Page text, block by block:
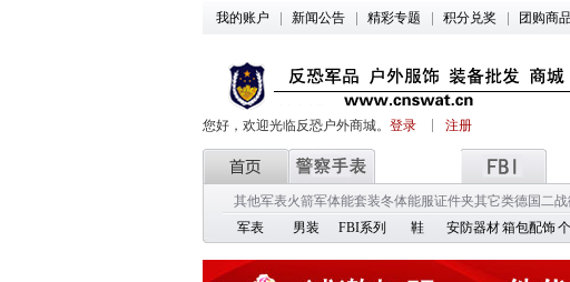
我的账户 新闻公告 精彩专题 积分兑奖 团购商
您好，欢迎光临反恐户外商城。 登录 注册
其他军表火箭军体能套装冬体能服证件夹其它类德国二
军表
男装 FBI系列 鞋 安防器材箱包配饰